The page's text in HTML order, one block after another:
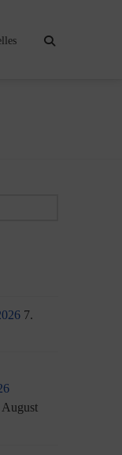
7.
August